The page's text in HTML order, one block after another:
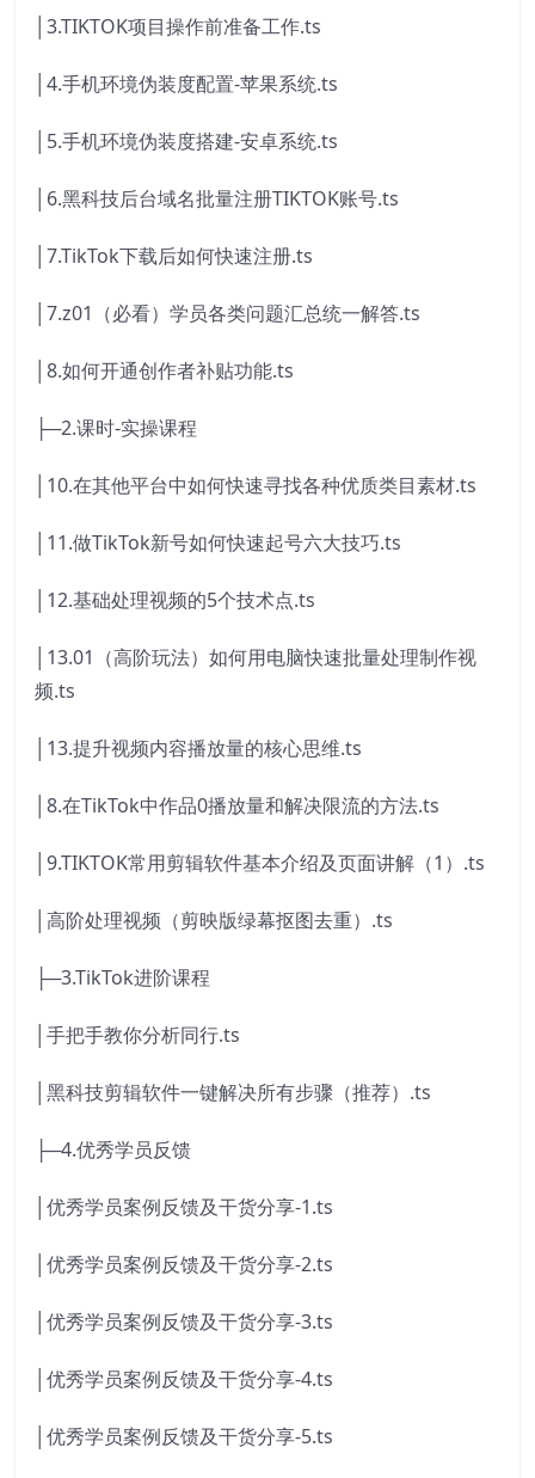
│3.TIKTOK项目操作前准备工作.ts
│4.手机环境伪装度配置-苹果系统.ts
│5.手机环境伪装度搭建-安卓系统.ts
│6.黑科技后台域名批量注册TIKTOK账号.ts
│7.TikTok下载后如何快速注册.ts
│7.z01（必看）学员各类问题汇总统一解答.ts
│8.如何开通创作者补贴功能.ts
├─2.课时-实操课程
│10.在其他平台中如何快速寻找各种优质类目素材.ts
│11.做TikTok新号如何快速起号六大技巧.ts
│12.基础处理视频的5个技术点.ts
│13.01（高阶玩法）如何用电脑快速批量处理制作视
频.ts
│13.提升视频内容播放量的核心思维.ts
│8.在TikTok中作品0播放量和解决限流的方法.ts
│9.TIKTOK常用剪辑软件基本介绍及页面讲解（1）.ts
│高阶处理视频（剪映版绿幕抠图去重）.ts
├─3.TikTok进阶课程
│手把手教你分析同行.ts
│黑科技剪辑软件一键解决所有步骤（推荐）.ts
├─4.优秀学员反馈
│优秀学员案例反馈及干货分享-1.ts
│优秀学员案例反馈及干货分享-2.ts
│优秀学员案例反馈及干货分享-3.ts
│优秀学员案例反馈及干货分享-4.ts
│优秀学员案例反馈及干货分享-5.ts